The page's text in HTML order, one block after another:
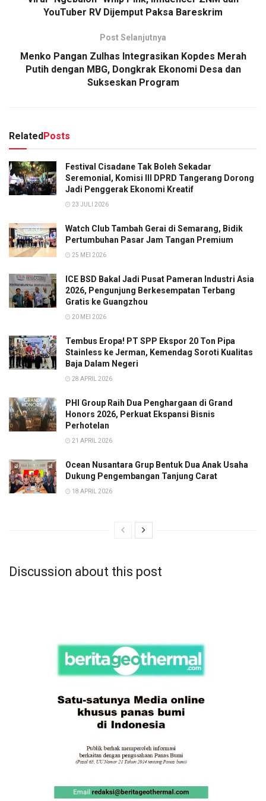
YouTuber RV Dijemput Paksa Bareskrim
Post Selanjutnya
Menko Pangan Zulhas Integrasikan Kopdes Merah
Putih dengan MBG, Dongkrak Ekonomi Desa dan
Sukseskan Program
RelatedPosts
Festival Cisadane Tak Boleh Sekadar
Seremonial, Komisi III DPRD Tangerang Dorong
Jadi Penggerak Ekonomi Kreatif
23 JULI 2026
Watch Club Tambah Gerai di Semarang, Bidik
Pertumbuhan Pasar Jam Tangan Premium
25 MEI 2026
ICE BSD Bakal Jadi Pusat Pameran Industri Asia
2026, Pengunjung Berkesempatan Terbang
Gratis ke Guangzhou
20 MEI 2026
Tembus Eropa! PT SPP Ekspor 20 Ton Pipa
Stainless ke Jerman, Kemendag Soroti Kualitas
Baja Dalam Negeri
28 APRIL 2026
PHI Group Raih Dua Penghargaan di Grand
Honors 2026, Perkuat Ekspansi Bisnis
Perhotelan
21 APRIL 2026
Ocean Nusantara Grup Bentuk Dua Anak Usaha
Dukung Pengembangan Tanjung Carat
18 APRIL 2026
Discussion about this post